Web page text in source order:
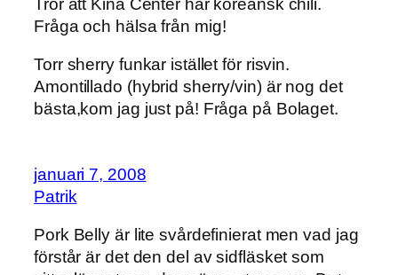
Fråga och hälsa från mig!
Torr sherry funkar istället för risvin.
Amontillado (hybrid sherry/vin) är nog det
bästa,kom jag just på! Fråga på Bolaget.
januari 7, 2008
Patrik
Pork Belly är lite svårdefinierat men vad jag
förstår är det den del av sidfläsket som